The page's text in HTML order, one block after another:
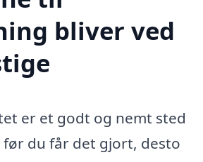
bliver ved
er et godt og nemt sted
du får det gjort, desto